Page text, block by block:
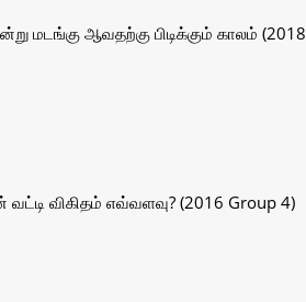
மடங்கு ஆவதற்கு பிடிக்கும் காலம் (2018
விகிதம் எவ்வளவு? (2016 Group 4)